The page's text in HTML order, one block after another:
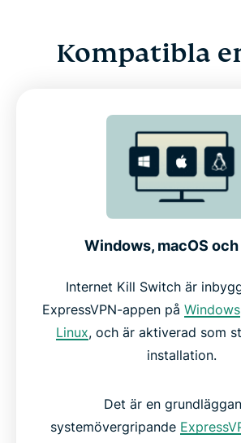
Kompatibla
Windows, macOS
Internet Kill Switch är
ExpressVPN-appen på Windows
Linux, och är aktiverad som
installation.
Det är en
systemövergripande